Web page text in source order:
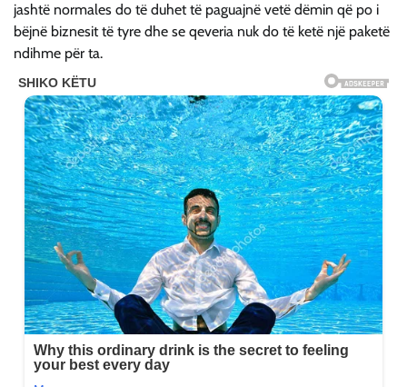
jashtë normales do të duhet të paguajnë vetë dëmin që po i
bëjnë biznesit të tyre dhe se qeveria nuk do të ketë një paketë
ndihme për ta.